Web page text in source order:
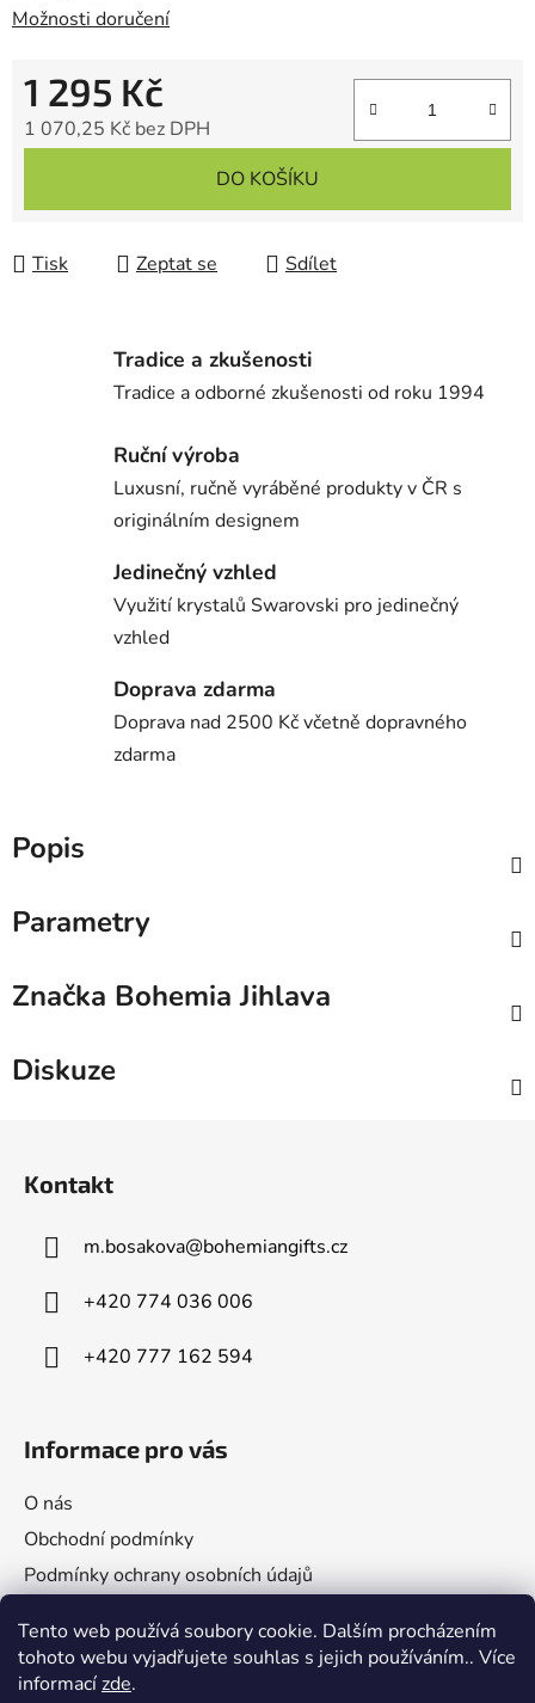
Tento web používá soubory cookie. Dalším procházením
tohoto webu vyjadřujete souhlas s jejich používáním.. Více
informacízde.
Možnosti doručení
1 295 Kč
1 070,25 Kč bez DPH
DO KOŠÍKU
Tisk Zeptat se Sdílet
Tradice a zkušenosti
Tradice a odborné zkušenosti od roku 1994
Ruční výroba
Luxusní, ručně vyráběné produkty v ČR s
originálním designem
Jedinečný vzhled
Využití krystalů Swarovski pro jedinečný
vzhled
Doprava zdarma
Doprava nad 2500 Kč včetně dopravného
zdarma
Popis
Parametry
Značka Bohemia Jihlava
Diskuze
Kontakt
m.bosakova@bohemiangifts.cz
+420 774 036 006
+420 777 162 594
Informace pro vás
O nás
Obchodní podmínky
Podmínky ochrany osobních údajů